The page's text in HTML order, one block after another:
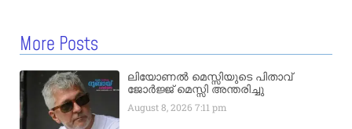
More Posts
ലിയോണൽ മെസ്സിയുടെ പിതാവ്
ജോർജ്ജ് മെസ്സി അന്തരിച്ചു
August 8, 20267:11 pm